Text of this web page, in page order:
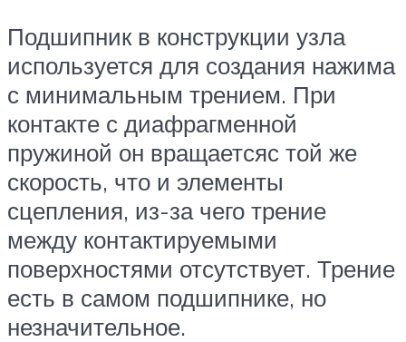
Подшипник в конструкции узла
используется для создания нажима
с минимальным трением. При
контакте с диафрагменной
пружиной он вращаетсяс той же
скорость, что и элементы
сцепления, из-за чего трение
между контактируемыми
поверхностями отсутствует. Трение
есть в самом подшипнике, но
незначительное.